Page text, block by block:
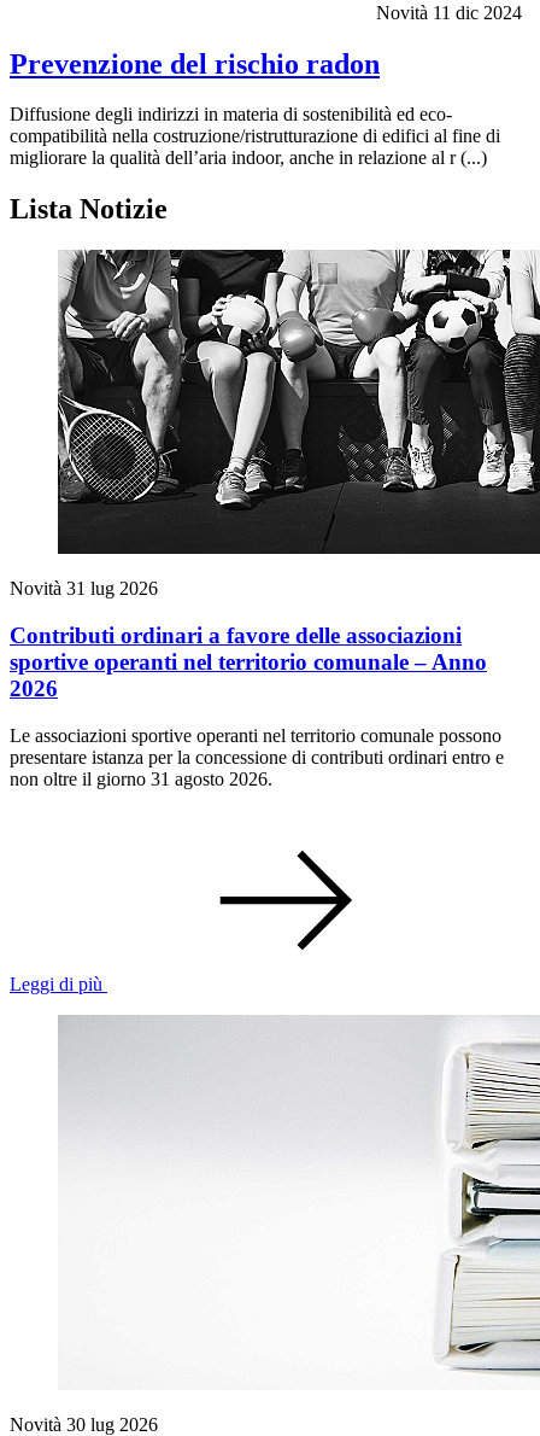
Novità 11 dic 2024
Prevenzione del rischio radon
Diffusione degli indirizzi in materia di sostenibilità ed eco-
compatibilità nella costruzione/ristrutturazione di edifici al fine di
migliorare la qualità dell’aria indoor, anche in relazione al r (...)
Lista Notizie
Novità 31 lug 2026
Contributi ordinari a favore delle associazioni
sportive operanti nel territorio comunale – Anno
2026
Le associazioni sportive operanti nel territorio comunale possono
presentare istanza per la concessione di contributi ordinari entro e
non oltre il giorno 31 agosto 2026.
Leggi di più
Novità 30 lug 2026